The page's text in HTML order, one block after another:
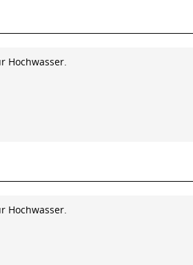
Hochwasser.
Hochwasser.